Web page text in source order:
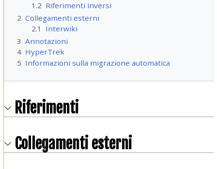
1.2 Riferimenti inversi
2 Collegamenti esterni
2.1
Interwiki
3 Annotazioni
4 HyperTrek
5 Informazioni sulla migrazione automatica
Riferimenti
Collegamenti esterni